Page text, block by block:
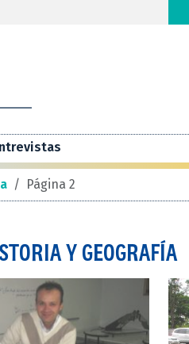
/ Página 2
Y GEOGRAFÍA